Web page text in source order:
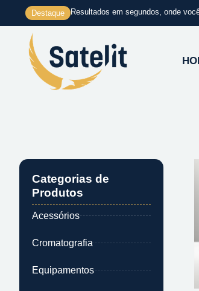
conteúdo
Destaque Resultados em segundos, onde
Categorias de
Produtos
Acessórios
Cromatografia
Equipamentos